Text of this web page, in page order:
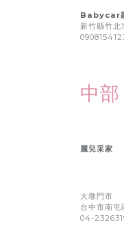
Babycar
新竹縣竹
中部
麗兒采家
大墩門市
台中市南
04-